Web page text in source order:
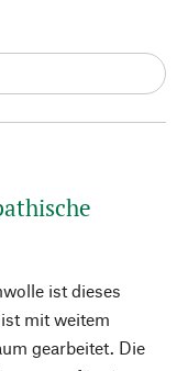
ist dieses
mit weitem
gearbeitet. Die